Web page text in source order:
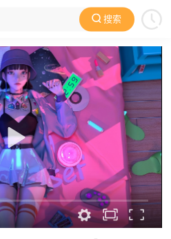
搜索
国产动漫 欧美动漫 动漫电影